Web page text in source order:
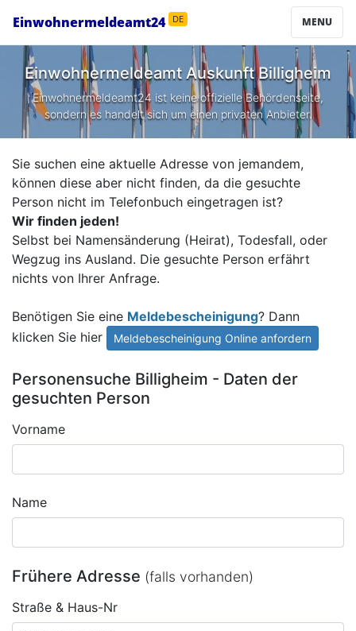
Einwohnermeldeamt24 DE MENU
Einwohnermeldeamt AuskunftBilligheim
Einwohnermeldeamt24 ist keine offizielle Behördenseite,
sondern es handelt sich um einen privaten Anbieter.
Sie suchen eine aktuelle Adresse von jemandem,
können diese aber nicht finden, da die gesuchte
Person nicht im Telefonbuch eingetragen ist?
Wir finden jeden!
Selbst bei Namensänderung (Heirat), Todesfall, oder
Wegzug ins Ausland. Die gesuchte Person erfährt
nichts von Ihrer Anfrage.
Benötigen Sie eine Meldebescheinigung? Dann
klicken Sie hier
Meldebescheinigung Online anfordern
Personensuche Billigheim - Daten der
gesuchten Person
Vorname
Name
Frühere Adresse (falls vorhanden)
Straße & Haus-Nr